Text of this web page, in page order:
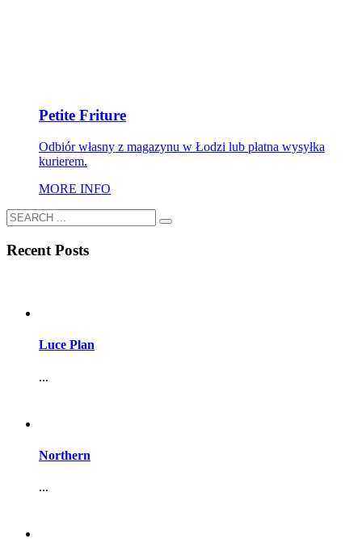
Petite Friture
Odbiór własny z magazynu w Łodzi lub płatna wysyłka
kurierem.
MORE INFO
Recent Posts
Luce Plan
...
Northern
...